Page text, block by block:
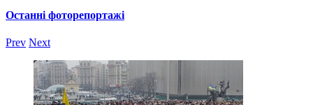
Останні фоторепортажі
Prev Next